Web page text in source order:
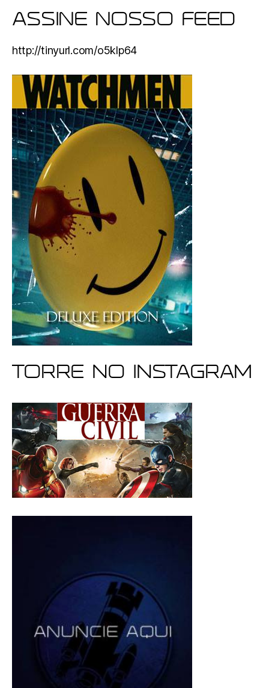
ASSINE NOSSO FEED
http://tinyurl.com/o5klp64
Torre no Instagram